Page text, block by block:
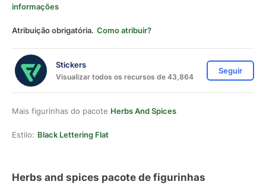
informações
Atribuição obrigatória. Como atribuir?
Stickers
Visualizar todos os recursos de 43,864
Seguir
Mais figurinhas do pacote Herbs And Spices
Estilo: Black Lettering Flat
Herbs and spices pacote de figurinhas